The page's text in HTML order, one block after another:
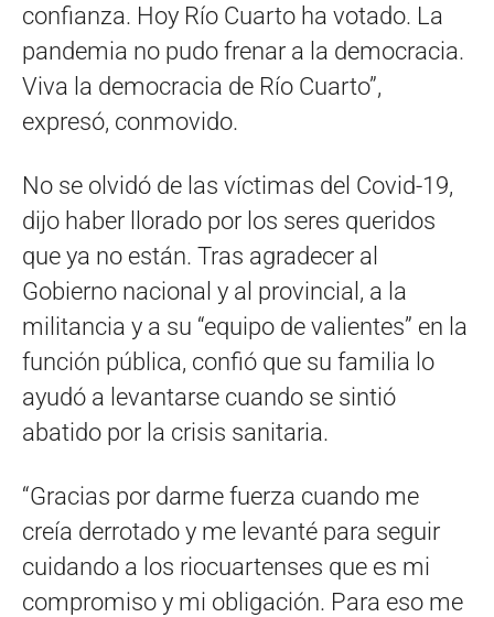
confianza. Hoy Río Cuarto ha votado. La
pandemia no pudo frenar a la democracia.
Viva la democracia de Río Cuarto”,
expresó, conmovido.
No se olvidó de las víctimas del Covid-19,
dijo haber llorado por los seres queridos
que ya no están. Tras agradecer al
Gobierno nacional y al provincial, a la
militancia y a su “equipo de valientes” en la
función pública, confió que su familia lo
ayudó a levantarse cuando se sintió
abatido por la crisis sanitaria.
“Gracias por darme fuerza cuando me
creía derrotado y me levanté para seguir
cuidando a los riocuartenses que es mi
compromiso y mi obligación. Para eso me